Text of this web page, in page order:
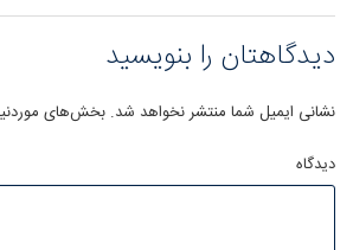
دیدگاهتان را بنویسید
نشانی ایمیل شما منتشر نخواهد شد. بخش‌های
دیدگاه